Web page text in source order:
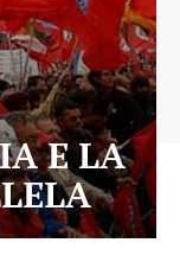
E LA